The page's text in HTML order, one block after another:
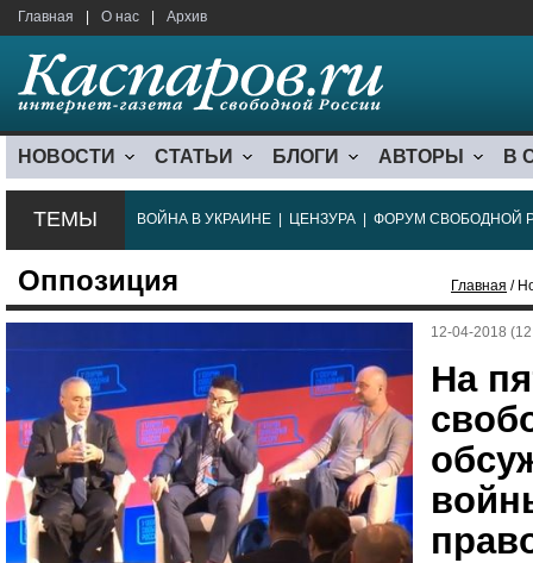
Главная О нас Архив
НОВОСТИ СТАТЬИ БЛОГИ АВТОРЫ В
ТЕМЫ ВОЙНА В УКРАИНЕ ЦЕНЗУРА ФОРУМ СВОБОДНОЙ
Оппозиция Главная /
12-04-2018
На